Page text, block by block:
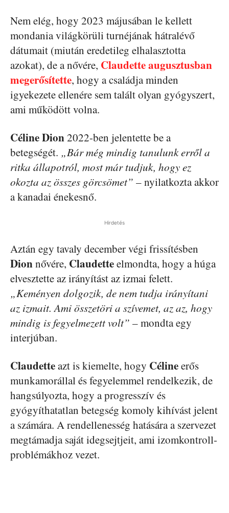
Nem elég, hogy 2023 májusában le kellett
mondania világkörüli turnéjának hátralévő
dátumait (miután eredetileg elhalasztotta
azokat), de a nővére, Claudette augusztusban
megerősítette, hogy a családja minden
igyekezete ellenére sem talált olyan gyógyszert,
ami működött volna.
Céline Dion2022-ben jelentette be a
betegségét. „Bár még mindig tanulunk erről a
ritka állapotról, most már tudjuk, hogy ez
okozta az összes görcsömet” – nyilatkozta akkor
a kanadai énekesnő.
Hirdetés
Aztán egy tavaly december végi frissítésben
Dionnővére, Claudetteelmondta, hogy a húga
elvesztette az irányítást az izmai felett.
„Keményen dolgozik, de nem tudja irányítani
az izmait. Ami összetöri a szívemet, az az, hogy
mindig is fegyelmezett volt” – mondta egy
interjúban.
Claudetteazt is kiemelte, hogy Célineerős
munkamorállal és fegyelemmel rendelkezik, de
hangsúlyozta, hogy a progresszív és
gyógyíthatatlan betegség komoly kihívást jelent
a számára. A rendellenesség hatására a szervezet
megtámadja saját idegsejtjeit, ami izomkontroll-
problémákhoz vezet.